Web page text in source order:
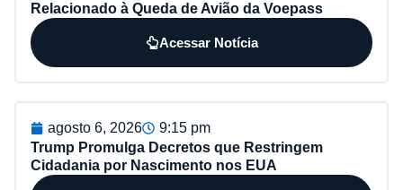
Relacionado à Queda de Avião da Voepass
Acessar Notícia
agosto 6, 2026
9:15 pm
Trump Promulga Decretos que Restringem
Cidadania por Nascimento nos EUA